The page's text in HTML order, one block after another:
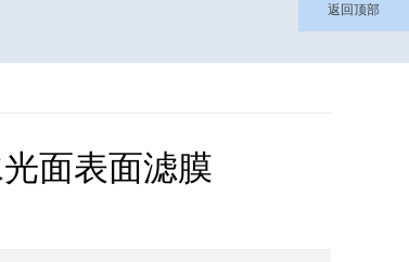
面表面滤膜
返回顶部